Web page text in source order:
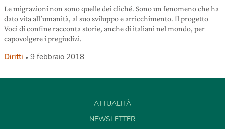
Le migrazioni non sono quelle dei cliché. Sono un fenomeno che ha
dato vita all’umanità, al suo sviluppo e arricchimento. Il progetto
Voci di confine racconta storie, anche di italiani nel mondo, per
capovolgere i pregiudizi.
Diritti 9 febbraio 2018
ATTUALITÀ
NEWSLETTER